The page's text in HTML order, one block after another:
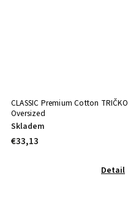
CLASSIC Premium Cotton TRIČKO
Oversized
Skladem
€33,13
Detail